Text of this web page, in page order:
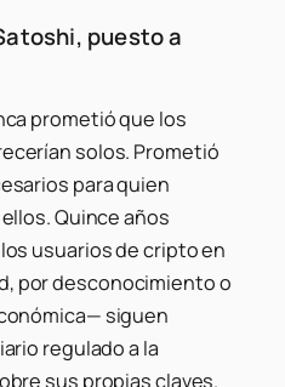
puesto a
prometió que los
solos. Prometió
para quien
Quince años
usuarios de cripto en
por desconocimiento o
siguen
regulado a la
sus propias claves.